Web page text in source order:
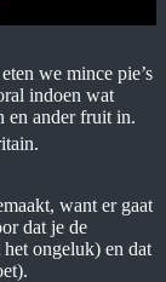
we mince pie’s
indoen wat
en ander fruit in.
want er gaat
dat je de
ongeluk) en dat